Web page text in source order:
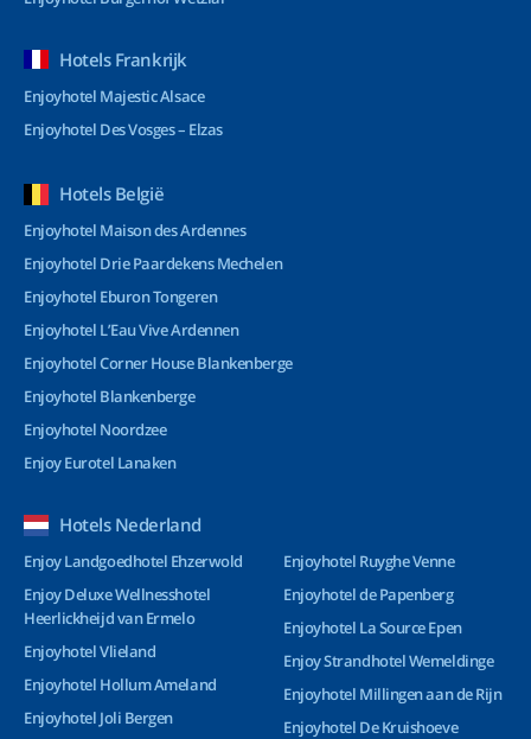
Hotels Frankrijk
Enjoyhotel Majestic Alsace
Enjoyhotel Des Vosges – Elzas
Hotels België
Enjoyhotel Maison des Ardennes
Enjoyhotel Drie Paardekens Mechelen
Enjoyhotel Eburon Tongeren
Enjoyhotel L’Eau Vive Ardennen
Enjoyhotel Corner House Blankenberge
Enjoyhotel Blankenberge
Enjoyhotel Noordzee
Enjoy Eurotel Lanaken
Hotels Nederland
Enjoy Landgoedhotel Ehzerwold
Enjoy Deluxe Wellnesshotel
Heerlickheijd van Ermelo
Enjoyhotel Vlieland
Enjoyhotel Hollum Ameland
Enjoyhotel Joli Bergen
Enjoyhotel Ruyghe Venne
Enjoyhotel de Papenberg
Enjoyhotel La Source Epen
Enjoy Strandhotel Wemeldinge
Enjoyhotel Millingen aan de Rijn
Enjoyhotel De Kruishoeve